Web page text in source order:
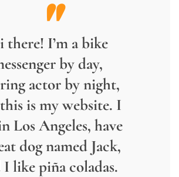
there! I’m a bike
by day,
actor by night,
is my website. I
Los Angeles, have
dog named Jack,
I like piña coladas.